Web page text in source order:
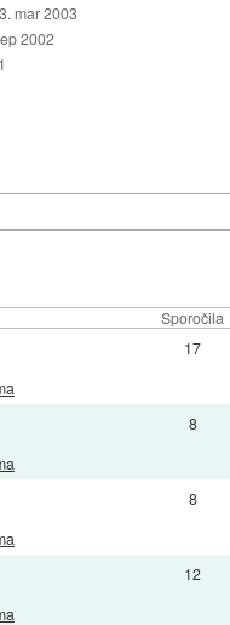
3. mar 2003
2002
Sporočila
17
8
8
12